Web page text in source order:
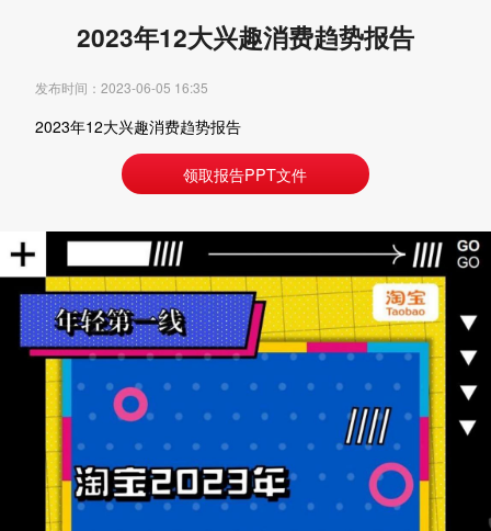
2023年12大兴趣消费趋势报告
发布时间：2023-06-05 16:35
2023年12大兴趣消费趋势报告
领取报告PPT文件